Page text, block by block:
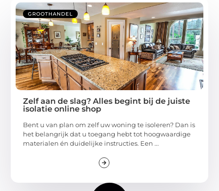
GROOTHANDEL
Zelf aan de slag? Alles begint bij de juiste
isolatie online shop
Bent u van plan om zelf uw woning te isoleren? Dan is
het belangrijk dat u toegang hebt tot hoogwaardige
materialen én duidelijke instructies. Een ...